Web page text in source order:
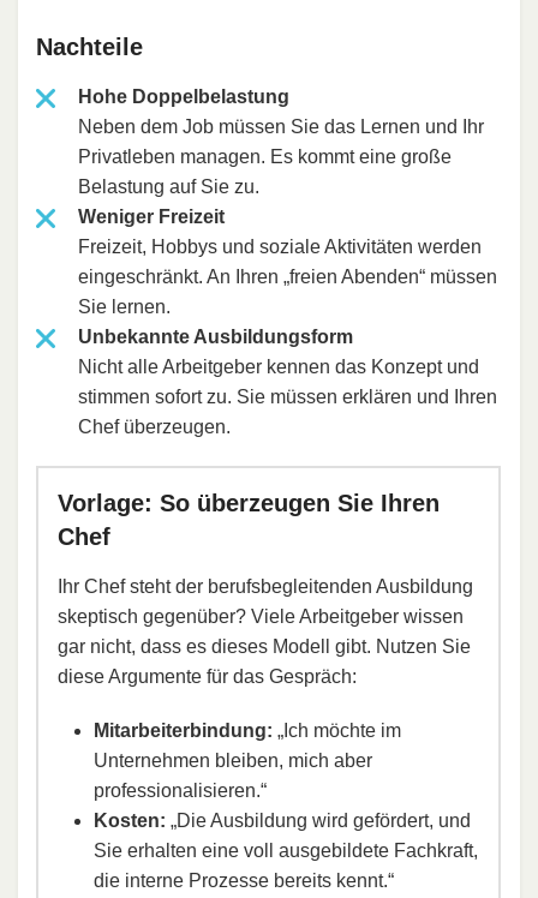
Nachteile
Hohe Doppelbelastung
Neben dem Job müssen Sie das Lernen und Ihr
Privatleben managen. Es kommt eine große
Belastung auf Sie zu.
Weniger Freizeit
Freizeit, Hobbys und soziale Aktivitäten werden
eingeschränkt. An Ihren „freien Abenden“ müssen
Sie lernen.
Unbekannte Ausbildungsform
Nicht alle Arbeitgeber kennen das Konzept und
stimmen sofort zu. Sie müssen erklären und Ihren
Chef überzeugen.
Vorlage: So überzeugen Sie Ihren
Chef
Ihr Chef steht der berufsbegleitenden Ausbildung
skeptisch gegenüber? Viele Arbeitgeber wissen
gar nicht, dass es dieses Modell gibt. Nutzen Sie
diese Argumente für das Gespräch:
Mitarbeiterbindung: „Ich möchte im
Unternehmen bleiben, mich aber
professionalisieren.“
Kosten: „Die Ausbildung wird gefördert, und
Sie erhalten eine voll ausgebildete Fachkraft,
die interne Prozesse bereits kennt.“